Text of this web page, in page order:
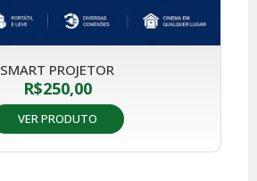
SMART PROJETOR
R$250,00
VER PRODUTO